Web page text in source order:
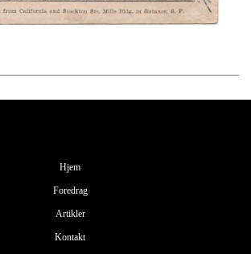
Hjem
Foredrag
Artikler
Kontakt